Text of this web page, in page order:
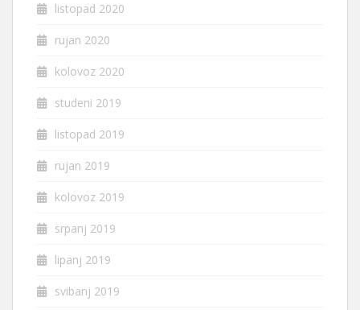
listopad 2020
rujan 2020
kolovoz 2020
studeni 2019
listopad 2019
rujan 2019
kolovoz 2019
srpanj 2019
lipanj 2019
svibanj 2019